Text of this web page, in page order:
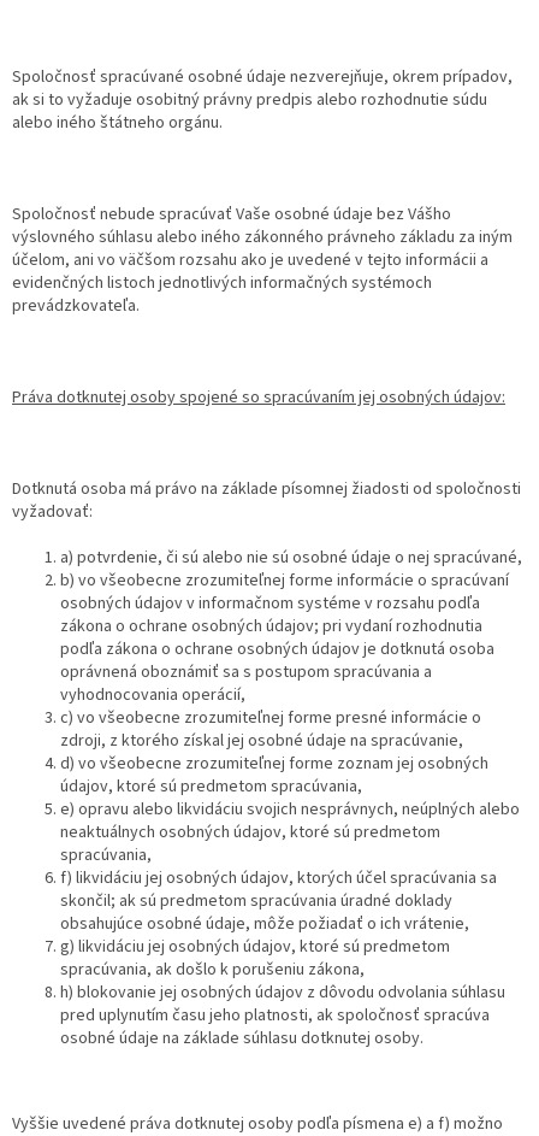
Spoločnosť spracúvané osobné údaje nezverejňuje, okrem prípadov,
ak si to vyžaduje osobitný právny predpis alebo rozhodnutie súdu
alebo iného štátneho orgánu.
Spoločnosť nebude spracúvať Vaše osobné údaje bez Vášho
výslovného súhlasu alebo iného zákonného právneho základu za iným
účelom, ani vo väčšom rozsahu ako je uvedené v tejto informácii a
evidenčných listoch jednotlivých informačných systémoch
prevádzkovateľa.
Práva dotknutej osoby spojené so spracúvaním jej osobných údajov:
Dotknutá osoba má právo na základe písomnej žiadosti od spoločnosti
vyžadovať:
a) potvrdenie, či sú alebo nie sú osobné údaje o nej spracúvané,
b) vo všeobecne zrozumiteľnej forme informácie o spracúvaní
osobných údajov v informačnom systéme v rozsahu podľa
zákona o ochrane osobných údajov; pri vydaní rozhodnutia
podľa zákona o ochrane osobných údajov je dotknutá osoba
oprávnená oboznámiť sa s postupom spracúvania a
vyhodnocovania operácií,
c) vo všeobecne zrozumiteľnej forme presné informácie o
zdroji, z ktorého získal jej osobné údaje na spracúvanie,
d) vo všeobecne zrozumiteľnej forme zoznam jej osobných
údajov, ktoré sú predmetom spracúvania,
e) opravu alebo likvidáciu svojich nesprávnych, neúplných alebo
neaktuálnych osobných údajov, ktoré sú predmetom
spracúvania,
f) likvidáciu jej osobných údajov, ktorých účel spracúvania sa
skončil; ak sú predmetom spracúvania úradné doklady
obsahujúce osobné údaje, môže požiadať o ich vrátenie,
g) likvidáciu jej osobných údajov, ktoré sú predmetom
spracúvania, ak došlo k porušeniu zákona,
h) blokovanie jej osobných údajov z dôvodu odvolania súhlasu
pred uplynutím času jeho platnosti, ak spoločnosť spracúva
osobné údaje na základe súhlasu dotknutej osoby.
Vyššie uvedené práva dotknutej osoby podľa písmena e) a f) možno